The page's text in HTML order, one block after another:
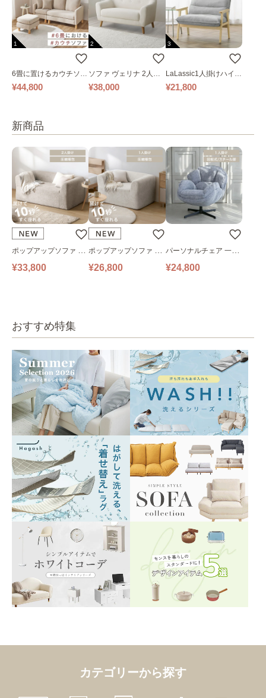
1
6畳に置けるカウチソフ
ァ｜ベージュ
¥44,800
2
ソファ ヴェリナ 2人掛
け
¥38,000
3
LaLassic1人掛けハイバ
ックソファ ワイド
¥21,800
新商品
ポップアップソファ ソ
ファ フロアソファ 幅14
¥33,800
ポップアップソファ ソ
ファ フロアソファ 幅10
¥26,800
パーソナルチェア 一人
掛けソファ O’HANA ソ
¥24,800
おすすめ特集
カテゴリーから探す